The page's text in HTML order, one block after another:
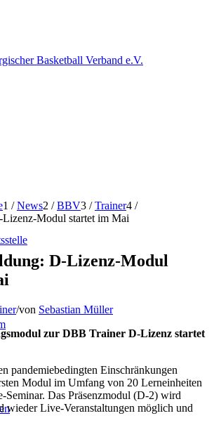
1 / News2 / BBV3 / Trainer4 /
Modul startet im Mai
D-Lizenz-Modul
/von Sebastian Müller
zur DBB Trainer D-Lizenz startet
pandemiebedingten Einschränkungen
Modul im Umfang von 20 Lerneinheiten
Seminar. Das Präsenzmodul (D-2) wird
wieder Live-Veranstaltungen möglich und